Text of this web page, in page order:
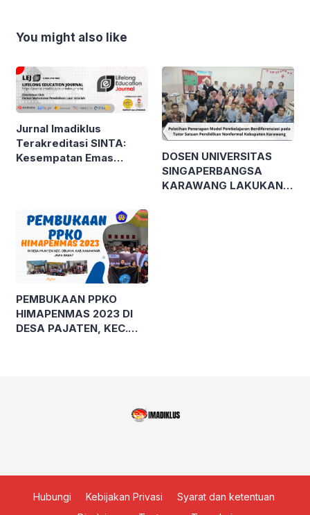
You might also like
Jurnal Imadiklus
Terakreditasi SINTA:
Kesempatan Emas
DOSEN UNIVERSITAS
SINGAPERBANGSA
KARAWANG LAKUKAN
PEMBUKAAN PPKO
HIMAPENMAS 2023 DI
DESA PAJATEN, KEC.
Hubungi Kebijakan Privasi
Syarat dan ketentuan